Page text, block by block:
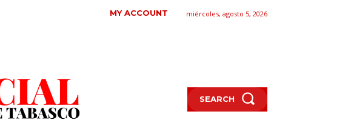
MY ACCOUNT miércoles, agosto 5, 2026
SEARCH